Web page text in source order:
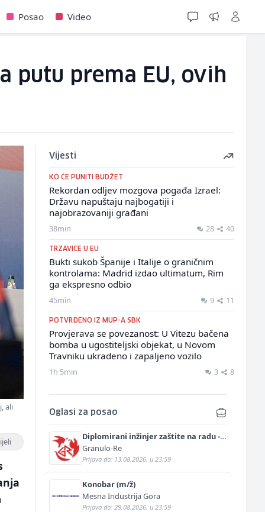
Posao Video
putu prema EU, ovih
ali
Vijesti
KO ĆE PUNITI BUDŽET
Rekordan odljev mozgova pogađa Izrael:
Državu napuštaju najbogatiji i
najobrazovaniji građani
38min 28 40
TRZAVICE U EU
Bukti sukob Španije i Italije o graničnim
kontrolama: Madrid izdao ultimatum, Rim
ga ekspresno odbio
45min 9 11
POTVRĐENO IZ MUP-A SBK
Provjerava se povezanost: U Vitezu bačena
bomba u ugostiteljski objekat, u Novom
Travniku ukradeno i zapaljeno vozilo
1h 5min 3 8
Oglasi za posao
Diplomirani inžinjer zaštite na radu -
Bachelor inžinjer sigurnosti i pomoći
(m/ž)
Granulo-Re
Prijava do: 13.08.2026. u 23:59
Konobar (m/ž)
Mesna Industrija Gora
Prijava do: 29.08.2026. u 23:59